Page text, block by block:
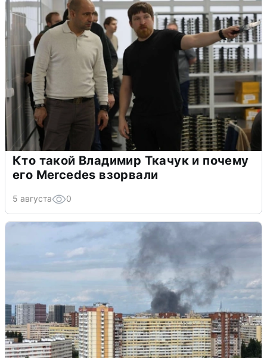
Кто такой Владимир Ткачук и почему
его Mercedes взорвали
5 августа 0